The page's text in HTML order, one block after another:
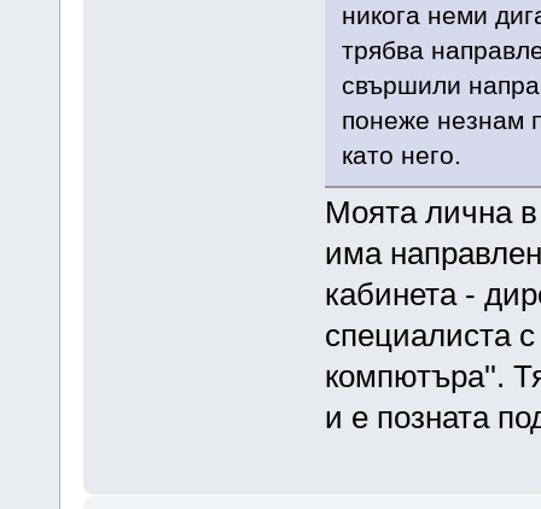
никога неми
трябва
свършили
понеже незнам
като него.
Моята лична
има
кабинета -
специалиста
компютъра''.
и е позната